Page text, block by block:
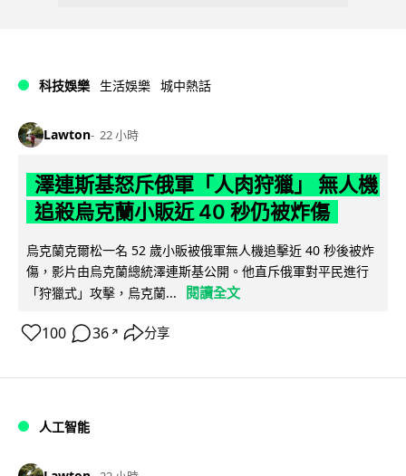
科技娛樂 生活娛樂 城中熱話
Lawton 22 小時
澤連斯基怒斥俄軍「人肉狩獵」 無人機
追殺烏克蘭小販近 40 秒仍被炸傷
烏克蘭克爾松一名 52 歲小販被俄軍無人機追擊近 40 秒後被炸
傷，影片由烏克蘭總統澤連斯基公開。他直斥俄軍對平民進行
「狩獵式」攻擊，烏克蘭...
閱讀全文
100 36 ↗ 分享
人工智能